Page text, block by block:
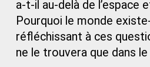
a-t-il au-delà de l’espace
Pourquoi le monde
réfléchissant à ces
ne le trouvera que dans